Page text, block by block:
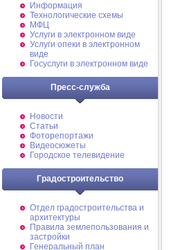
Информация
Технологические схемы
МФЦ
Услуги в электронном виде
Услуги опеки в электронном
виде
Госуслуги в электронном виде
Пресс-служба
Новости
Статьи
Фоторепортажи
Видеосюжеты
Городское телевидение
Градостроительство
Отдел градостроительства и
архитектуры
Правила землепользования и
застройки
Генеральный план